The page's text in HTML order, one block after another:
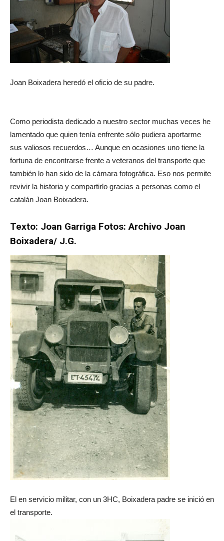
Joan Boixadera heredó el oficio de su padre.
Como periodista dedicado a nuestro sector muchas veces he
lamentado que quien tenía enfrente sólo pudiera aportarme
sus valiosos recuerdos… Aunque en ocasiones uno tiene la
fortuna de encontrarse frente a veteranos del transporte que
también lo han sido de la cámara fotográfica. Eso nos permite
revivir la historia y compartirlo gracias a personas como el
catalán Joan Boixadera.
Texto: Joan Garriga Fotos: Archivo Joan
Boixadera/ J.G.
El en servicio militar, con un 3HC, Boixadera padre se inició en
el transporte.